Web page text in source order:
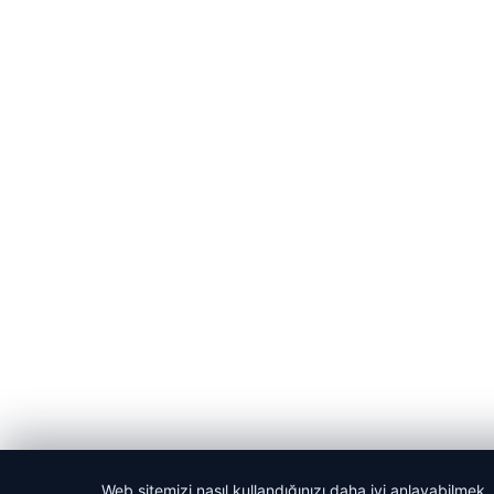
Web sitemizi nasıl kullandığınızı daha iyi